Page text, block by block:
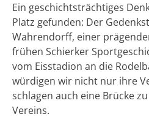
Ein geschichtsträchtiges
Platz gefunden: Der
Wahrendorff, einer
frühen Schierker
vom Eisstadion an die
würdigen wir nicht nur ihre
schlagen auch eine Brücke
Vereins.